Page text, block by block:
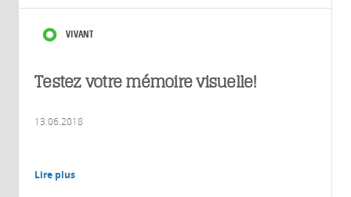
VIVANT
Testez votre mémoire visuelle!
13.06.2018
Lire plus